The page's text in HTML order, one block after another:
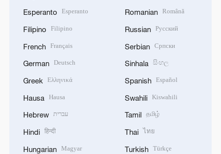
Esperanto Esperanto
Filipino Filipino
French Français
German Deutsch
Greek Ελληνικά
Hausa Hausa
Hebrew עברית
Hindi हिन्दी
Hungarian Magyar
Romanian Română
Russian Русский
Serbian Српски
Sinhala සිංහල
Spanish Español
Swahili Kiswahili
Tamil தமிழ்
Thai ไทย
Turkish Türkçe